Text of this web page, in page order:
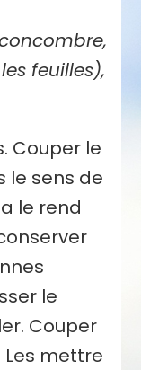
feuilles),
Couper le
le sens de
le rend
le
Couper
mettre